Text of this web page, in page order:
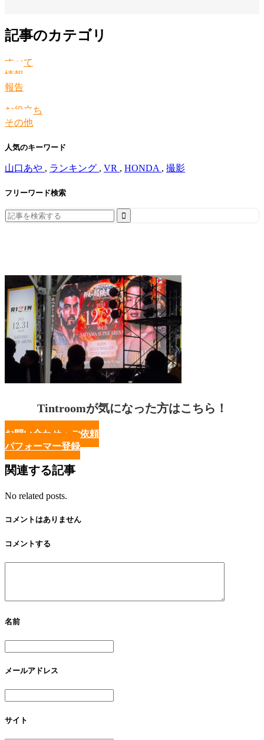
記事のカテゴリ
すべて
情報
報告
お役立ち
その他
人気のキーワード
山口あや , ランキング , VR , HONDA , 撮影
フリーワード検索
Search
for:
Tintroomが気になった方はこちら！
お問い合わせ・ご依頼
パフォーマー登録
関連する記事
No related posts.
コメントはありません
コメントする
名前
メールアドレス
サイト